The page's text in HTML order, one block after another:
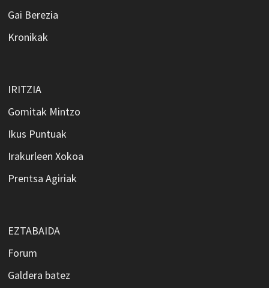
Gai Berezia
Kronikak
IRITZIA
Gomitak Mintzo
Ikus Puntuak
Irakurleen Xokoa
Prentsa Agiriak
EZTABAIDA
Forum
Galdera batez